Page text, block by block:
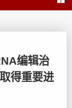
编辑治
得重要进